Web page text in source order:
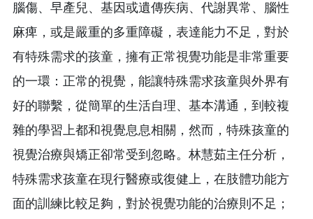
腦傷、早產兒、基因或遺傳疾病、代謝異常、腦性
麻痺，或是嚴重的多重障礙，表達能力不足，對於
有特殊需求的孩童，擁有正常視覺功能是非常重要
的一環：正常的視覺，能讓特殊需求孩童與外界有
好的聯繫，從簡單的生活自理、基本溝通，到較複
雜的學習上都和視覺息息相關，然而，特殊孩童的
視覺治療與矯正卻常受到忽略。林慧茹主任分析，
特殊需求孩童在現行醫療或復健上，在肢體功能方
面的訓練比較足夠，對於視覺功能的治療則不足；